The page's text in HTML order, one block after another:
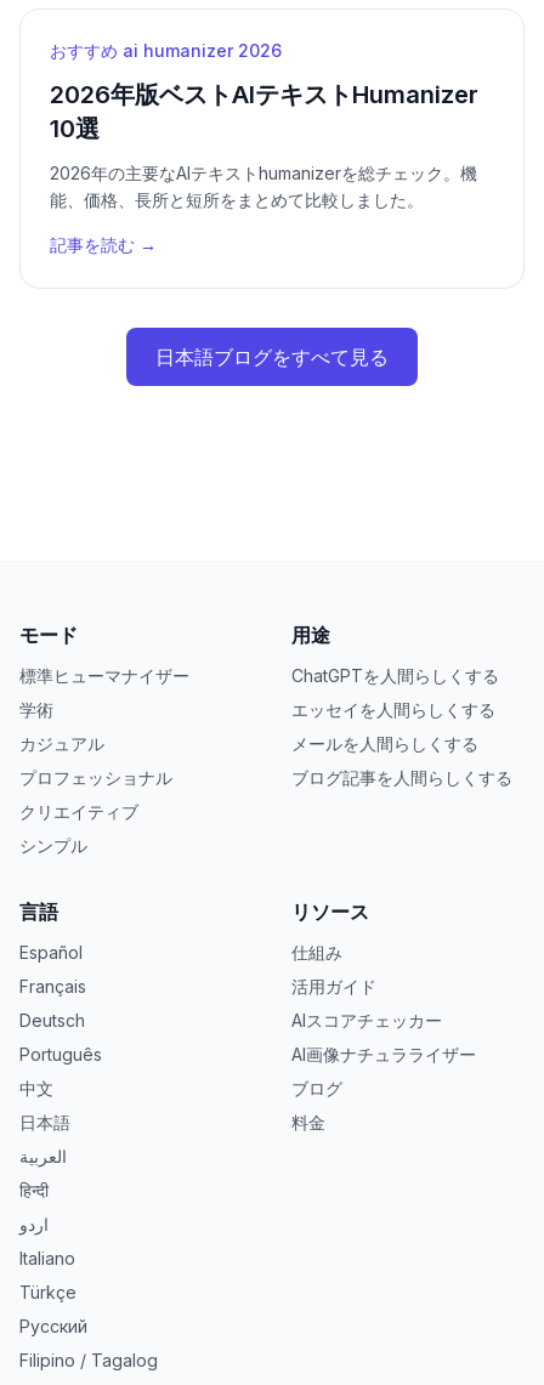
おすすめ ai humanizer 2026
2026年版ベストAIテキストHumanizer
10選
2026年の主要なAIテキストhumanizerを総チェック。機
能、価格、長所と短所をまとめて比較しました。
記事を読む →
日本語ブログをすべて見る
モード
標準ヒューマナイザー
学術
カジュアル
プロフェッショナル
クリエイティブ
シンプル
用途
ChatGPTを人間らしくする
エッセイを人間らしくする
メールを人間らしくする
ブログ記事を人間らしくする
言語
Español
Français
Deutsch
Português
中文
日本語
العربية
हिन्दी
اردو
Italiano
Türkçe
Русский
Filipino / Tagalog
リソース
仕組み
活用ガイド
AIスコアチェッカー
AI画像ナチュラライザー
ブログ
料金